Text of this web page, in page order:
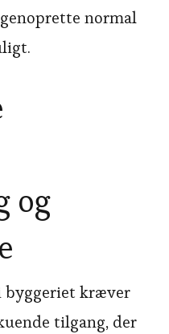
normal
og
byggeriet kræver
tilgang, der